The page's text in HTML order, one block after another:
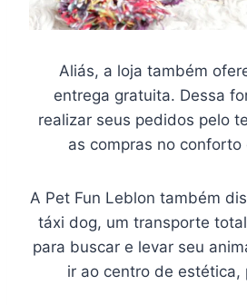
Aliás, a loja também
entrega gratuita. Dessa
realizar seus pedidos pelo
as compras no conforto
A Pet Fun Leblon também
táxi dog, um transporte
para buscar e levar seu
ir ao centro de estética,